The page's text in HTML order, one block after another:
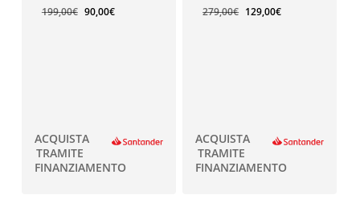
199,00€ 90,00€
ACQUISTA
TRAMITE
FINANZIAMENTO
279,00€ 129,00€
ACQUISTA
TRAMITE
FINANZIAMENTO